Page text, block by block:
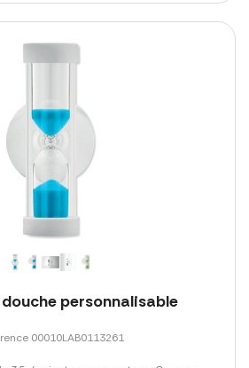
personnalisable
00010LAB0113261